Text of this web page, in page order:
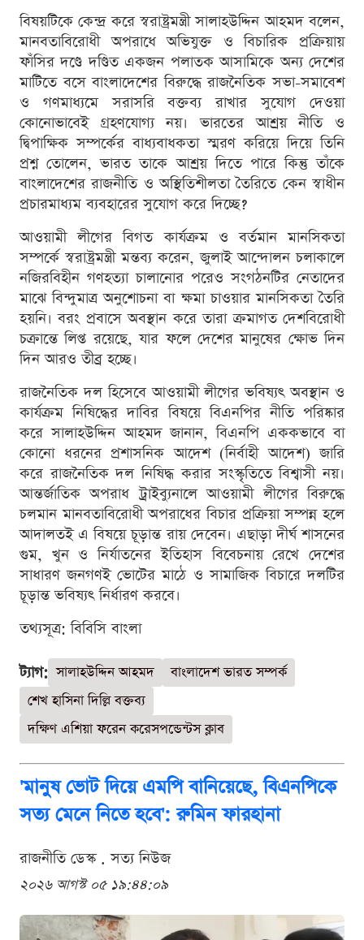
বিষয়টিকে কেন্দ্র করে স্বরাষ্ট্রমন্ত্রী সালাহউদ্দিন আহমদ বলেন,
মানবতাবিরোধী অপরাধে অভিযুক্ত ও বিচারিক প্রক্রিয়ায়
ফাঁসির দণ্ডে দণ্ডিত একজন পলাতক আসামিকে অন্য দেশের
মাটিতে বসে বাংলাদেশের বিরুদ্ধে রাজনৈতিক সভা-সমাবেশ
ও গণমাধ্যমে সরাসরি বক্তব্য রাখার সুযোগ দেওয়া
কোনোভাবেই গ্রহণযোগ্য নয়। ভারতের আশ্রয় নীতি ও
দ্বিপাক্ষিক সম্পর্কের বাধ্যবাধকতা স্মরণ করিয়ে দিয়ে তিনি
প্রশ্ন তোলেন, ভারত তাকে আশ্রয় দিতে পারে কিন্তু তাঁকে
বাংলাদেশের রাজনীতি ও অস্থিতিশীলতা তৈরিতে কেন স্বাধীন
প্রচারমাধ্যম ব্যবহারের সুযোগ করে দিচ্ছে?
আওয়ামী লীগের বিগত কার্যক্রম ও বর্তমান মানসিকতা
সম্পর্কে স্বরাষ্ট্রমন্ত্রী মন্তব্য করেন, জুলাই আন্দোলন চলাকালে
নজিরবিহীন গণহত্যা চালানোর পরেও সংগঠনটির নেতাদের
মাঝে বিন্দুমাত্র অনুশোচনা বা ক্ষমা চাওয়ার মানসিকতা তৈরি
হয়নি। বরং প্রবাসে অবস্থান করে তারা ক্রমাগত দেশবিরোধী
চক্রান্তে লিপ্ত রয়েছে, যার ফলে দেশের মানুষের ক্ষোভ দিন
দিন আরও তীব্র হচ্ছে।
রাজনৈতিক দল হিসেবে আওয়ামী লীগের ভবিষ্যৎ অবস্থান ও
কার্যক্রম নিষিদ্ধের দাবির বিষয়ে বিএনপির নীতি পরিষ্কার
করে সালাহউদ্দিন আহমদ জানান, বিএনপি এককভাবে বা
কোনো ধরনের প্রশাসনিক আদেশ (নির্বাহী আদেশ) জারি
করে রাজনৈতিক দল নিষিদ্ধ করার সংস্কৃতিতে বিশ্বাসী নয়।
আন্তর্জাতিক অপরাধ ট্রাইব্যুনালে আওয়ামী লীগের বিরুদ্ধে
চলমান মানবতাবিরোধী অপরাধের বিচার প্রক্রিয়া সম্পন্ন হলে
আদালতই এ বিষয়ে চূড়ান্ত রায় দেবেন। এছাড়া দীর্ঘ শাসনের
গুম, খুন ও নির্যাতনের ইতিহাস বিবেচনায় রেখে দেশের
সাধারণ জনগণই ভোটের মাঠে ও সামাজিক বিচারে দলটির
চূড়ান্ত ভবিষ্যৎ নির্ধারণ করবে।
তথ্যসূত্র: বিবিসি বাংলা
ট্যাগ: সালাহউদ্দিন আহমদ
বাংলাদেশ ভারত সম্পর্ক
শেখ হাসিনা দিল্লি বক্তব্য
দক্ষিণ এশিয়া ফরেন করেসপন্ডেন্টস ক্লাব
'মানুষ ভোট দিয়ে এমপি বানিয়েছে, বিএনপিকে
সত্য মেনে নিতে হবে': রুমিন ফারহানা
রাজনীতি ডেস্ক . সত্য নিউজ
২০২৬ আগস্ট ০৫ ১৯:৪৪:০৯